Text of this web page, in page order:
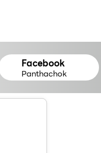
Facebook
Panthachok